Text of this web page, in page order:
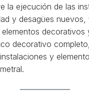
la ejecución de las
y desagües nuevos,
elementos decorativos
decorativo
y